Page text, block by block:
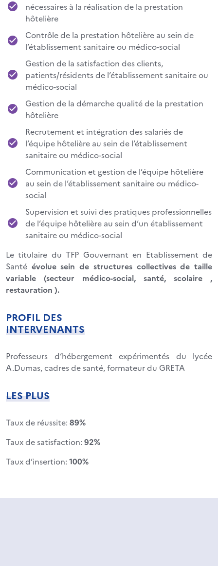
nécessaires à la réalisation de la prestation
hôtelière
Contrôle de la prestation hôtelière au sein de
l’établissement sanitaire ou médico-social
Gestion de la satisfaction des clients,
patients/résidents de l’établissement sanitaire ou
médico-social
Gestion de la démarche qualité de la prestation
hôtelière
Recrutement et intégration des salariés de
l’équipe hôtelière au sein de l’établissement
sanitaire ou médico-social
Communication et gestion de l’équipe hôtelière
au sein de l’établissement sanitaire ou médico-
social
Supervision et suivi des pratiques professionnelles
de l’équipe hôtelière au sein d’un établissement
sanitaire ou médico-social
Le titulaire du TFP Gouvernant en Etablissement de
Santé évolue sein de structures collectives de taille
variable (secteur médico-social, santé, scolaire ,
restauration ).
PROFIL DES
INTERVENANTS
Professeurs d’hébergement expérimentés du lycée
A.Dumas, cadres de santé, formateur du GRETA
LES PLUS
Taux de réussite: 89%
Taux de satisfaction: 92%
Taux d’insertion: 100%